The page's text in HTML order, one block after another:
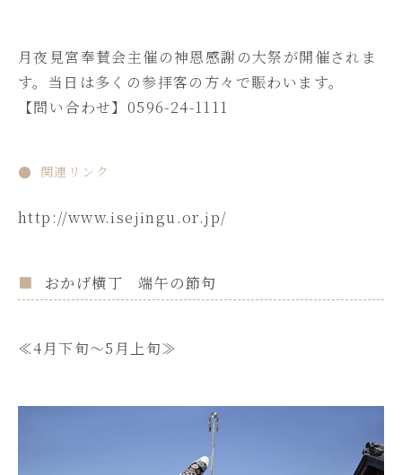
月夜見宮奉賛会主催の神恩感謝の大祭が開催されま
す。当日は多くの参拝客の方々で賑わいます。
【問い合わせ】0596-24-1111
関連リンク
http://www.isejingu.or.jp/
おかげ横丁 端午の節句
≪4月下旬～5月上旬≫